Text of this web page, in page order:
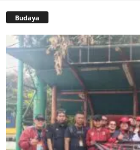
Budaya